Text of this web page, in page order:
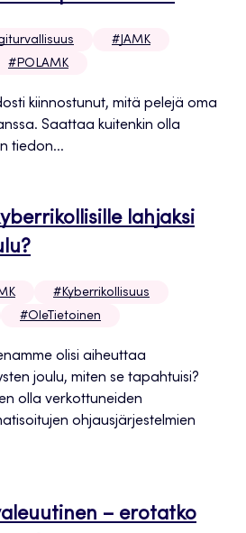
#JAMK
#POLAMK
kiinnostunut, mitä pelejä oma
Saattaa kuitenkin olla
tiedon...
lahjaksi
#Kyberrikollisuus
#OleTietoinen
olisi aiheuttaa
joulu, miten se tapahtuisi?
olla verkottuneiden
ohjausjärjestelmien
– erotatko